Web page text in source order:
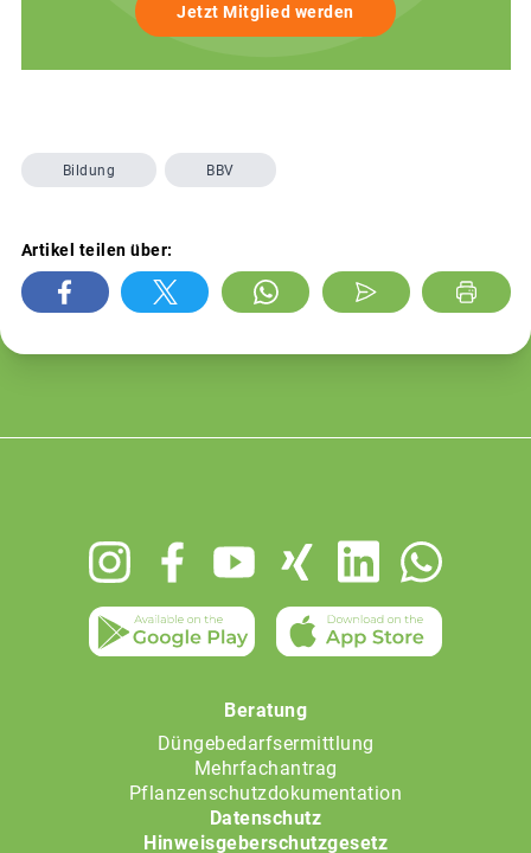
Jetzt Mitglied werden
Bildung BBV
Artikel teilen über:
Beratung
Düngebedarfsermittlung
Mehrfachantrag
Pflanzenschutzdokumentation
Datenschutz
Hinweisgeberschutzgesetz